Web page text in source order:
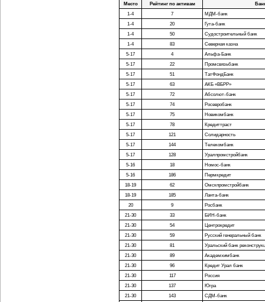
Место Рейтинг по активам
1-4
7
МДМ-банк
1-4
20
Гута-банк
1-4
50
Судостроительный банк
1-4
83
Северная казна
5-17
4
Альфа-Банк
5-17
22
Промсвязьбанк
5-17
51
ТатФондБанк
5-17
63
АКБ «ВБРР»
5-17
72
Абсолют-банк
5-17
74
Росевробанк
5-17
75
Новикомбанк
5-17
78
Кредиттраст
5-17
121
Солидарность
5-17
144
Телекомбанк
5-17
128
Уралпромстройбанк
5-16
18
Номос-банк
5-16
186
Пермкредит
18-19
62
Омскпромстройбанк
18-19
185
Ланта-банк
20
9
Росбанк
21-30
33
БИН-банк
21-30
54
Центрокредит
21-30
59
Русский генеральный банк
21-30
81
Уральский банк
21-30
89
Академхимбанк
21-30
96
Кредит Урал банк
21-30
117
Россия
21-30
137
Югра
21-30
143
СДМ-банк